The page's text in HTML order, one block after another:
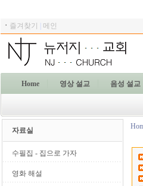
ㆍ 즐겨찾기 메인
Home 영상 설교 음성 설교
자료실
수필집 - 집으로 가자
영화 해설